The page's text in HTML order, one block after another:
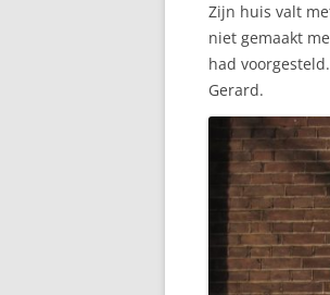
Zijn huis valt
niet gemaakt
had
Gerard.